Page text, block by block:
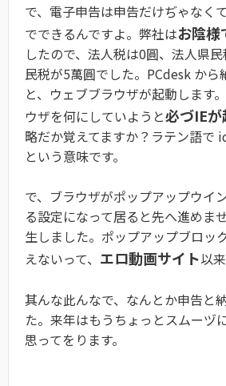
で、電子申告は申告だけぢゃなく
でできるんですよ。弊社はお陰様
したので、法人税は0圓、法人県
民税が5萬圓でした。PCdesk から
と、ウェブブラウザが起動します
ウザを何にしていようと必づIE
略だか覚えてますか？ラテン語で
という意味です。
で、ブラウザがポップアップウイ
る設定になって居ると先へ進めま
生しました。ポップアップブロッ
えないって、 エロ動画サイト以
其んな此んなで、なんとか申告と
た。来年はもうちょっとスムーヅ
思ってをります。